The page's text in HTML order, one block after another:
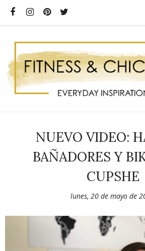
NUEVO VIDEO:
BAÑADORES Y
CUPSHE
lunes, 20 de mayo de